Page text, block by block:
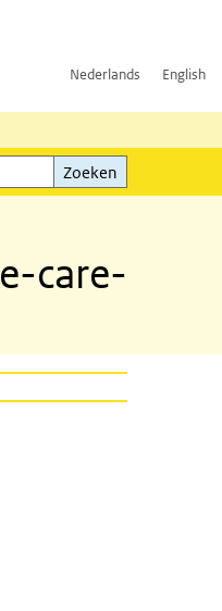
Nederlands English
Zoeken
care-